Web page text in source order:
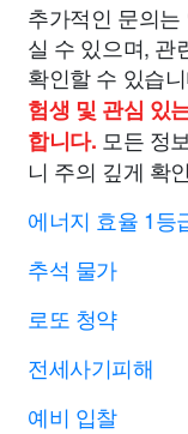
추가적인 문의
실 수 있으며, 관
확인할 수 있습
험생 및 관심 있
합니다. 모든 정
니 주의 깊게 확
에너지 효율 1등
추석 물가
로또 청약
전세사기피해
예비 입찰